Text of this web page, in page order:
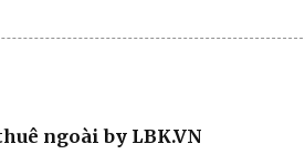
ngoài by LBK.VN